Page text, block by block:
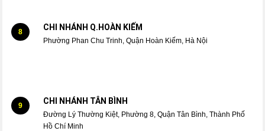
8 CHI NHÁNH Q.HOÀN KIẾM
Phường Phan Chu Trinh, Quận Hoàn Kiếm, Hà Nội
9 CHI NHÁNH TÂN BÌNH
Đường Lý Thường Kiệt, Phường 8, Quận Tân Bình, Thành Phố
Hồ Chí Minh